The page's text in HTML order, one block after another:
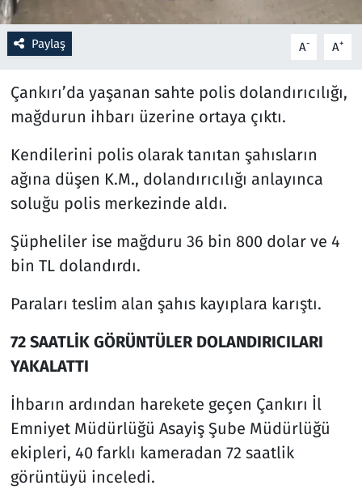
Paylaş A- A+
Çankırı’da yaşanan sahte polis dolandırıcılığı,
mağdurun ihbarı üzerine ortaya çıktı.
Kendilerini polis olarak tanıtan şahısların
ağına düşen K.M., dolandırıcılığı anlayınca
soluğu polis merkezinde aldı.
Şüpheliler ise mağduru 36 bin 800 dolar ve 4
bin TL dolandırdı.
Paraları teslim alan şahıs kayıplara karıştı.
72 SAATLİK GÖRÜNTÜLER DOLANDIRICILARI
YAKALATTI
İhbarın ardından harekete geçen Çankırı İl
Emniyet Müdürlüğü Asayiş Şube Müdürlüğü
ekipleri, 40 farklı kameradan 72 saatlik
görüntüyü inceledi.
Savunma Sanayi
Spor
Teknoloji ve Bilim
Televizyon